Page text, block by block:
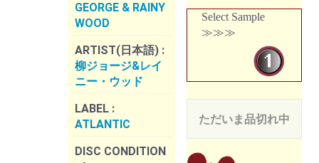
GEORGE & RAINY
WOOD
ARTIST(日本語) :
柳ジョージ&レイ
ニー・ウッド
LABEL :
ATLANTIC
DISC CONDITION
Select Sample
≫≫≫
ただいま品切れ中